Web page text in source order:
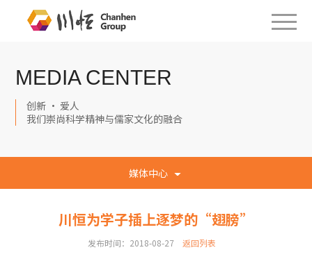
MEDIA CENTER
创新 · 爱人
我们崇尚科学精神与儒家文化的融合
媒体中心
川恒为学子插上逐梦的“翅膀”
发布时间：2018-08-27 返回列表